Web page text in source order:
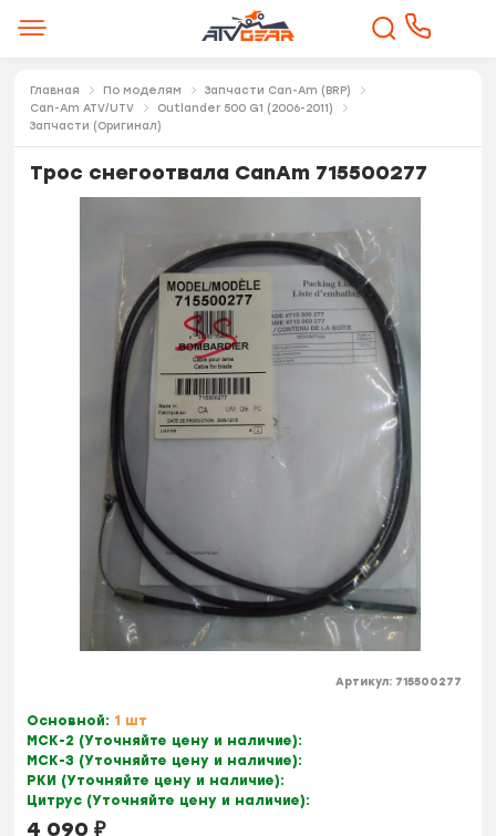
Главная По моделям
Запчасти Can-Am (BRP)
Can-Am ATV/UTV
Outlander 500 G1 (2006-2011)
Запчасти (Оригинал)
Трос снегоотвала CanAm 715500277
Артикул: 715500277
Основной: 1 шт
МСК-2 (Уточняйте цену и наличие):
МСК-3 (Уточняйте цену и наличие):
РКИ (Уточняйте цену и наличие):
Цитрус (Уточняйте цену и наличие):
4 090 ₽